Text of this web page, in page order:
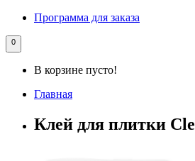
Программа для заказа
0
В корзине пусто!
Главная
Клей для плитки